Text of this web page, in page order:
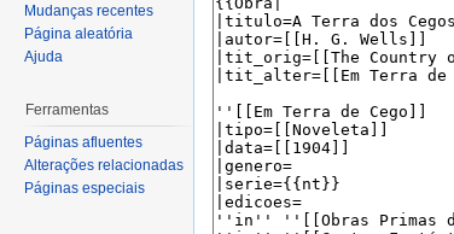
Mudanças recentes
Página aleatória
Ajuda
Ferramentas
Páginas afluentes
Alterações relacionadas
Páginas especiais